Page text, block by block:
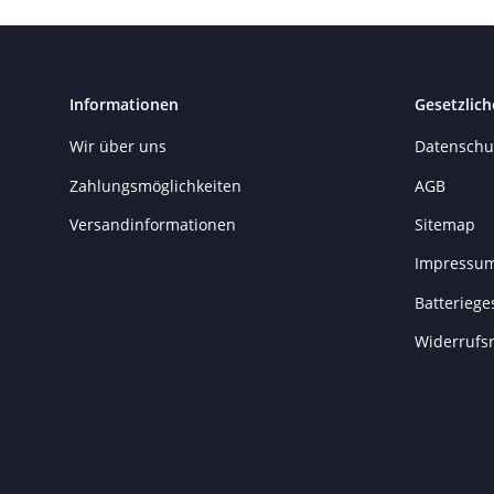
Informationen
Wir über uns
Zahlungsmöglichkeiten
Versandinformationen
AGB
Sitemap